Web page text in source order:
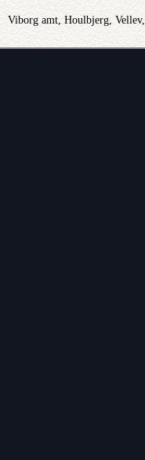
Viborg amt, Houlbjerg,